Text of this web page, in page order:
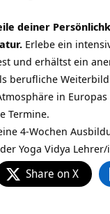
deiner
Erlebe ein
und erhältst ein
berufliche
in
Termine.
4-Wochen
Yoga Vidya Lehrer/
Share on X